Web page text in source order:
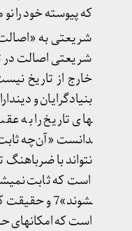
که پیوسته خود را
شریعتی به
شریعتی اصالت در
خارج از تاریخ
نتواند با
شوند»7 و